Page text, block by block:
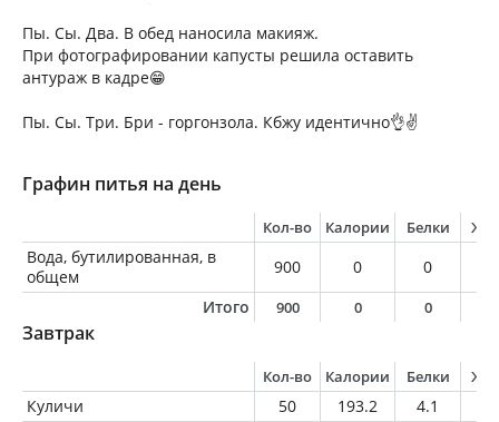
Пы. Сы. Два. В обед наносила макияж.
При фотографировании капусты решила оставить
антураж в кадре😁
Пы. Сы. Три. Бри - горгонзола. Кбжу идентично👌✌️
Графин питья на день
Кол-во Калории Белки
Вода, бутилированная, в
общем
900 0 0
Итого
900 0 0
Завтрак
Кол-во Калории Белки
Куличи 50 193.2 4.1